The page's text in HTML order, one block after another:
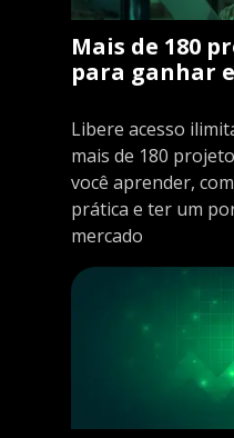
Mais de 180
para ganhar
Libere acesso
mais de 180
você aprender,
prática e ter um
mercado